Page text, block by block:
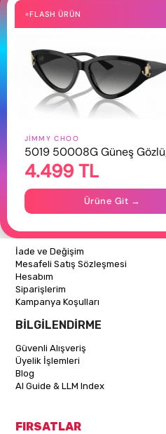
Size Özel
Hemen Kayıt Ol
Üyelik koşullarınıvekişisel verilerimin
HAKKIMIZDA
Hakkımızda
Gizlilik Politikası
İletişim
Mağazalarımız
ALIŞVERİŞ BİLGİLERİ
İade ve Değişim
Mesafeli Satış Sözleşmesi
Hesabım
Siparişlerim
Kampanya Koşulları
BİLGİLENDİRME
Güvenli Alışveriş
Üyelik İşlemleri
Blog
AI Guide & LLM Index
FIRSATLAR
FLASH ÜRÜN
JIMMY CHOO
5019 50008G Güneş
4.499 TL
Ürüne Git →